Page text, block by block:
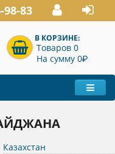
98-83
В КОРЗИНЕ:
Товаров 0
На сумму 0P
Казахстан